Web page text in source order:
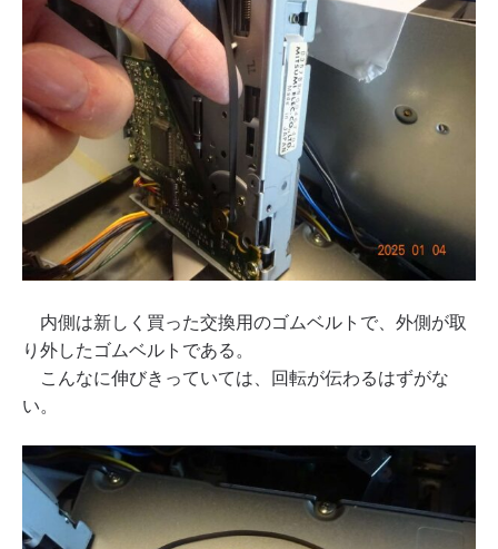
内側は新しく買った交換用のゴムベルトで、外側が取
り外したゴムベルトである。
こんなに伸びきっていては、回転が伝わるはずがな
い。